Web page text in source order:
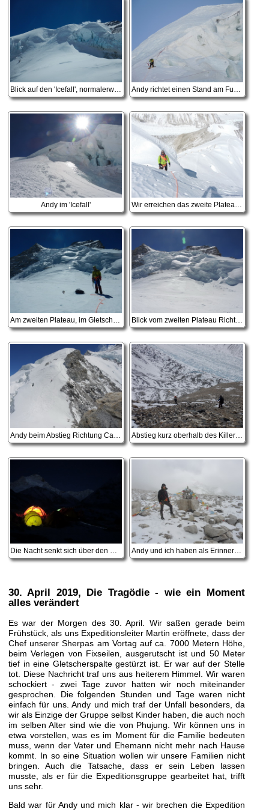
Blick auf den 'Icefall', normalerweise liegt hier so viel Schnee, dass man mit Skiern runter fahren kann, leider diesmal nicht
Andy im 'Icefall'
Blick vom zweiten Plateau Richtung Camp 2
30. April 2019, Die Tragödie - wie ein Moment
alles verändert
Es war der Morgen des 30. April. Wir saßen gerade beim
Frühstück, als uns Expeditionsleiter Martin eröffnete, dass der
Chef unserer Sherpas am Vortag auf ca. 7000 Metern Höhe,
beim Verlegen von Fixseilen, ausgerutscht ist und 50 Meter
tief in eine Gletscherspalte gestürzt ist. Er war auf der Stelle
tot. Diese Nachricht traf uns aus heiterem Himmel. Wir waren
schockiert - zwei Tage zuvor hatten wir noch miteinander
gesprochen. Die folgenden Stunden und Tage waren nicht
einfach für uns. Andy und mich traf der Unfall besonders, da
wir als Einzige der Gruppe selbst Kinder haben, die auch noch
im selben Alter sind wie die von Phujung. Wir können uns in
etwa vorstellen, was es im Moment für die Familie bedeuten
muss, wenn der Vater und Ehemann nicht mehr nach Hause
kommt. In so eine Situation wollen wir unsere Familien nicht
bringen. Auch die Tatsache, dass er sein Leben lassen
musste, als er für die Expeditionsgruppe gearbeitet hat, trifft
uns sehr.
Bald war für Andy und mich klar - wir brechen die Expedition